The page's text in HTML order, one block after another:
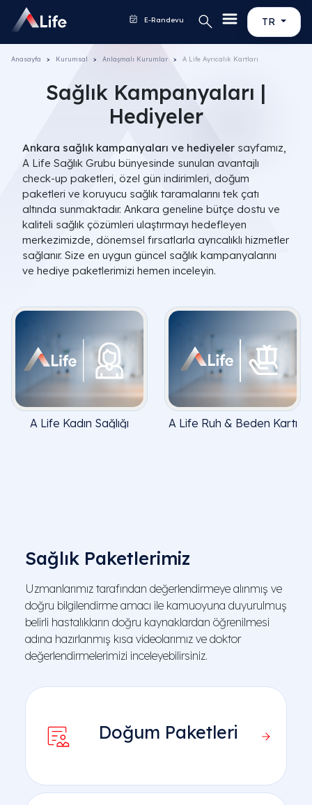
TR
E-Randevu
Anasayfa Kurumsal Anlaşmalı Kurumlar A Life Ayrıcalık Kartları
Sağlık Kampanyaları |
Hediyeler
Ankara sağlık kampanyaları ve hediyeler sayfamız,
A Life Sağlık Grubu bünyesinde sunulan avantajlı
check-up paketleri, özel gün indirimleri, doğum
paketleri ve koruyucu sağlık taramalarını tek çatı
altında sunmaktadır. Ankara geneline bütçe dostu ve
kaliteli sağlık çözümleri ulaştırmayı hedefleyen
merkezimizde, dönemsel fırsatlarla ayrıcalıklı hizmetler
sağlanır. Size en uygun güncel sağlık kampanyalarını
ve hediye paketlerimizi hemen inceleyin.
A Life Kadın Sağlığı
A Life Ruh & Beden Kartı
Sağlık Paketlerimiz
Uzmanlarımız tarafından değerlendirmeye alınmış ve
doğru bilgilendirme amacı ile kamuoyuna duyurulmuş
belirli hastalıkların doğru kaynaklardan öğrenilmesi
adına hazırlanmış kısa videolarımız ve doktor
değerlendirmelerimizi inceleyebilirsiniz.
Doğum Paketleri